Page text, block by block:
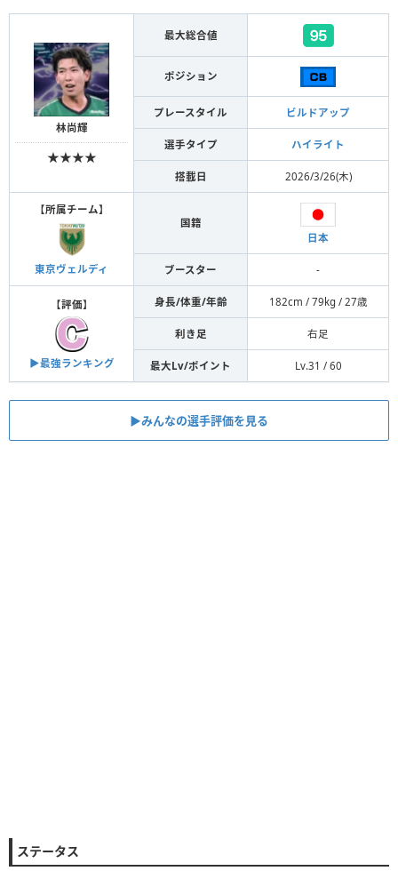
林尚輝
★★★★
最大総合値
ポジション
プレースタイル ビルドアップ
選手タイプ ハイライト
搭載日 2026/3/26(木)
【所属チーム】
東京ヴェルディ
国籍
日本
ブースター -
【評価】
▶︎最強ランキング
身長/体重/年齢 182cm / 79kg / 27歳
利き足 右足
最大Lv/ポイント Lv.31 / 60
▶︎みんなの選手評価を見る
ステータス